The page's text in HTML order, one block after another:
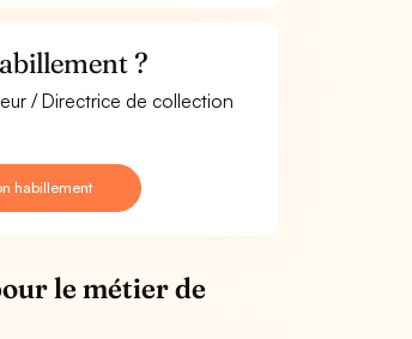
?
/ Directrice de collection
habillement
le métier de